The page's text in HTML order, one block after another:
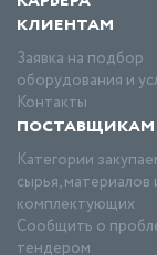
клиентам
Заявка на подбор
оборудования и
Контакты
поставщикам
Категории
сырья, материалов
комплектующих
Сообщить о
тендером